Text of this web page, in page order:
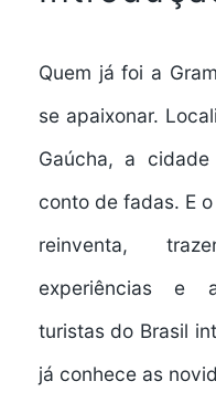
Quem já foi a
se apaixonar.
Gaúcha, a
conto de fadas. E
reinventa,
experiências e
turistas do Brasil
já conhece as